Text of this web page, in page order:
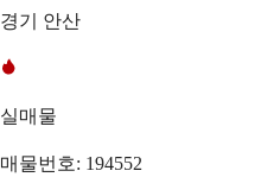
경기 안산
실매물
매물번호: 194552